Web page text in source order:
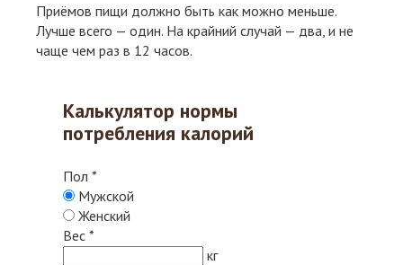
Приёмов пищи должно быть как можно меньше.
Лучше всего — один. На крайний случай — два, и не
чаще чем раз в 12 часов.
Калькулятор нормы
потребления калорий
Пол *
Мужской
Женский
Вес *
кг